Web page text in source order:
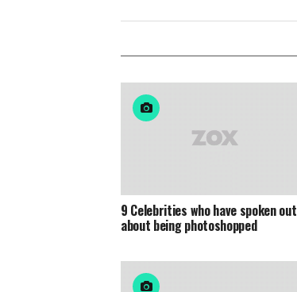
9 Celebrities who have spoken out
about being photoshopped